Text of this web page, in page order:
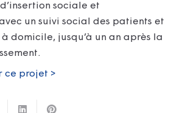
sociale et
un suivi social des patients et
domicile, jusqu’à un an après la
ce projet >